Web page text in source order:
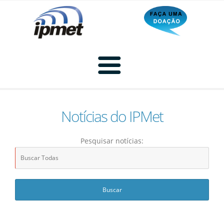
Home
Radar Animado
Notícias do IPMet
Pesquisar notícias: